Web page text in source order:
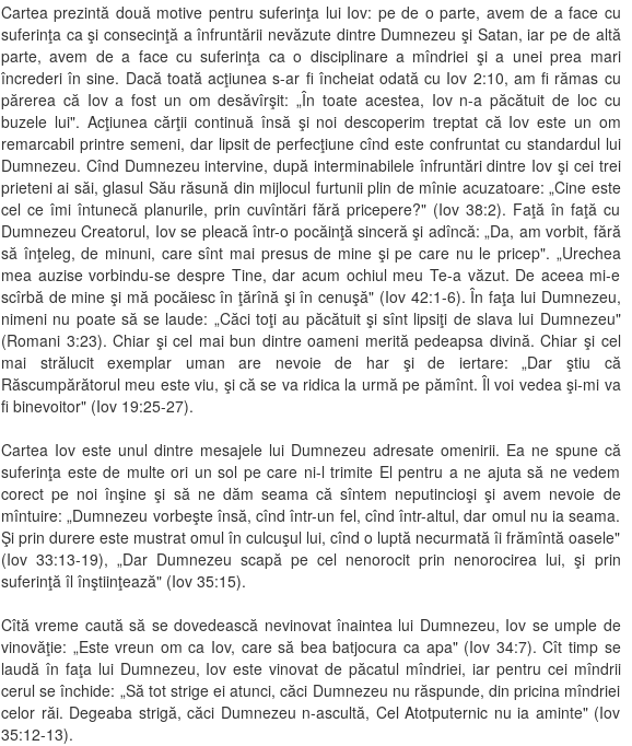
Cartea prezintă două motive pentru suferinţa lui Iov: pe de o parte, avem de a face cu
suferinţa ca şi consecinţă a înfruntării nevăzute dintre Dumnezeu şi Satan, iar pe de altă
parte, avem de a face cu suferinţa ca o disciplinare a mîndriei şi a unei prea mari
încrederi în sine. Dacă toată acţiunea s-ar fi încheiat odată cu Iov 2:10, am fi rămas cu
părerea că Iov a fost un om desăvîrşit: „În toate acestea, Iov n-a păcătuit de loc cu
buzele lui". Acţiunea cărţii continuă însă şi noi descoperim treptat că Iov este un om
remarcabil printre semeni, dar lipsit de perfecţiune cînd este confruntat cu standardul lui
Dumnezeu. Cînd Dumnezeu intervine, după interminabilele înfruntări dintre Iov şi cei trei
prieteni ai săi, glasul Său răsună din mijlocul furtunii plin de mînie acuzatoare: „Cine este
cel ce îmi întunecă planurile, prin cuvîntări fără pricepere?" (Iov 38:2). Faţă în faţă cu
Dumnezeu Creatorul, Iov se pleacă într-o pocăinţă sinceră şi adîncă: „Da, am vorbit, fără
să înţeleg, de minuni, care sînt mai presus de mine şi pe care nu le pricep". „Urechea
mea auzise vorbindu-se despre Tine, dar acum ochiul meu Te-a văzut. De aceea mi-e
scîrbă de mine şi mă pocăiesc în ţărînă şi în cenuşă" (Iov 42:1-6). În faţa lui Dumnezeu,
nimeni nu poate să se laude: „Căci toţi au păcătuit şi sînt lipsiţi de slava lui Dumnezeu"
(Romani 3:23). Chiar şi cel mai bun dintre oameni merită pedeapsa divină. Chiar şi cel
mai strălucit exemplar uman are nevoie de har şi de iertare: „Dar ştiu că
Răscumpărătorul meu este viu, şi că se va ridica la urmă pe pămînt. Îl voi vedea şi-mi va
fi binevoitor" (Iov 19:25-27).
Cartea Iov este unul dintre mesajele lui Dumnezeu adresate omenirii. Ea ne spune că
suferinţa este de multe ori un sol pe care ni-l trimite El pentru a ne ajuta să ne vedem
corect pe noi înşine şi să ne dăm seama că sîntem neputincioşi şi avem nevoie de
mîntuire: „Dumnezeu vorbeşte însă, cînd într-un fel, cînd într-altul, dar omul nu ia seama.
Şi prin durere este mustrat omul în culcuşul lui, cînd o luptă necurmată îi frămîntă oasele"
(Iov 33:13-19), „Dar Dumnezeu scapă pe cel nenorocit prin nenorocirea lui, şi prin
suferinţă îl înştiinţează" (Iov 35:15).
Cîtă vreme caută să se dovedească nevinovat înaintea lui Dumnezeu, Iov se umple de
vinovăţie: „Este vreun om ca Iov, care să bea batjocura ca apa" (Iov 34:7). Cît timp se
laudă în faţa lui Dumnezeu, Iov este vinovat de păcatul mîndriei, iar pentru cei mîndrii
cerul se închide: „Să tot strige ei atunci, căci Dumnezeu nu răspunde, din pricina mîndriei
celor răi. Degeaba strigă, căci Dumnezeu n-ascultă, Cel Atotputernic nu ia aminte" (Iov
35:12-13).